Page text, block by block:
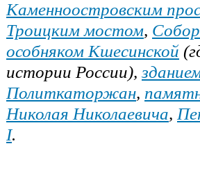
Каменноостровским
Троицким мостом,
особняком Кшесинской
истории России),
Политкаторжан,
Николая Николаевича,
I.